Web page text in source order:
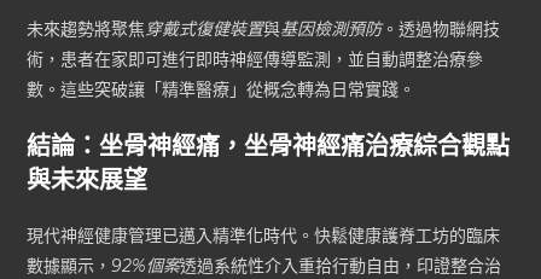
未來趨勢將聚焦穿戴式復健裝置與基因檢測預防。透過物聯網技
術，患者在家即可進行即時神經傳導監測，並自動調整治療參
數。這些突破讓「精準醫療」從概念轉為日常實踐。
結論：坐骨神經痛，坐骨神經痛治療綜合觀點
與未來展望
現代神經健康管理已邁入精準化時代。快鬆健康護脊工坊的臨床
數據顯示，92%個案透過系統性介入重拾行動自由，印證整合治